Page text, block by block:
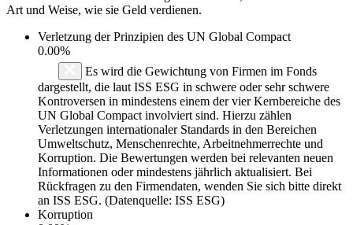
Art und Weise, wie sie Geld verdienen.
Verletzung der Prinzipien des UN Global Compact
0.00%
Es wird die Gewichtung von Firmen im Fonds
dargestellt, die laut ISS ESG in schwere oder sehr schwere
Kontroversen in mindestens einem der vier Kernbereiche des
UN Global Compact involviert sind. Hierzu zählen
Verletzungen internationaler Standards in den Bereichen
Umweltschutz, Menschenrechte, Arbeitnehmerrechte und
Korruption. Die Bewertungen werden bei relevanten neuen
Informationen oder mindestens jährlich aktualisiert. Bei
Rückfragen zu den Firmendaten, wenden Sie sich bitte direkt
an ISS ESG. (Datenquelle: ISS ESG)
Korruption